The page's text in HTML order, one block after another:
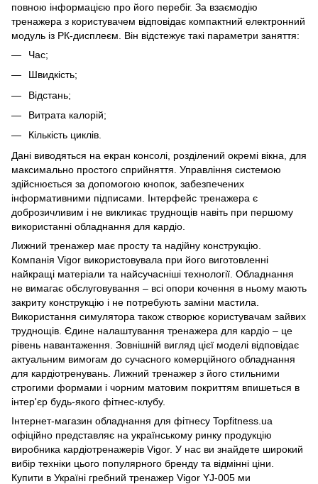
повною інформацією про його перебіг. За взаємодію
тренажера з користувачем відповідає компактний електронний
модуль із РК-дисплеєм. Він відстежує такі параметри заняття:
Час;
Швидкість;
Відстань;
Витрата калорій;
Кількість циклів.
Дані виводяться на екран консолі, розділений окремі вікна, для
максимально простого сприйняття. Управління системою
здійснюється за допомогою кнопок, забезпечених
інформативними підписами. Інтерфейс тренажера є
доброзичливим і не викликає труднощів навіть при першому
використанні обладнання для кардіо.
Лижний тренажер має просту та надійну конструкцію.
Компанія Vigor використовувала при його виготовленні
найкращі матеріали та найсучасніші технології. Обладнання
не вимагає обслуговування – всі опори кочення в ньому мають
закриту конструкцію і не потребують заміни мастила.
Використання симулятора також створює користувачам зайвих
труднощів. Єдине налаштування тренажера для кардіо – це
рівень навантаження. Зовнішній вигляд цієї моделі відповідає
актуальним вимогам до сучасного комерційного обладнання
для кардіотренувань. Лижний тренажер з його стильними
строгими формами і чорним матовим покриттям впишеться в
інтер'єр будь-якого фітнес-клубу.
Інтернет-магазин обладнання для фітнесу Topfitness.ua
офіційно представляє на українському ринку продукцію
виробника кардіотренажерів Vigor. У нас ви знайдете широкий
вибір техніки цього популярного бренду та відмінні ціни.
Купити в Україні гребний тренажер Vigor YJ-005 ми